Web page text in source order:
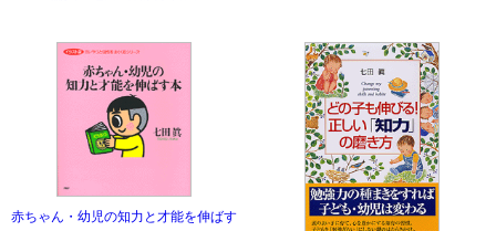
赤ちゃん・幼児の知力と才能を伸ばす